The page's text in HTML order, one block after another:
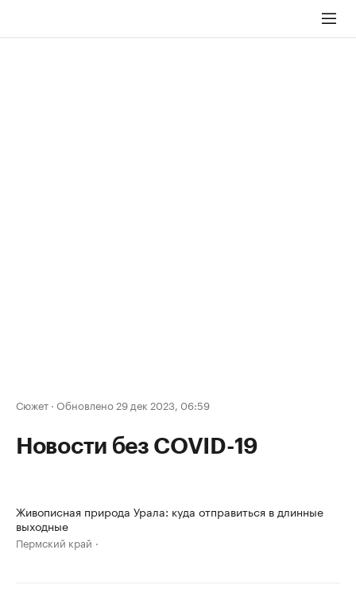
Сюжет · Обновлено 29 дек 2023, 06:59
Новости без COVID-19
Живописная природа Урала: куда отправиться в длинные
выходные
Пермский край